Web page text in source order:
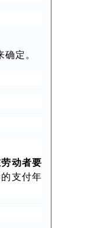
定。
动者要
的支付年